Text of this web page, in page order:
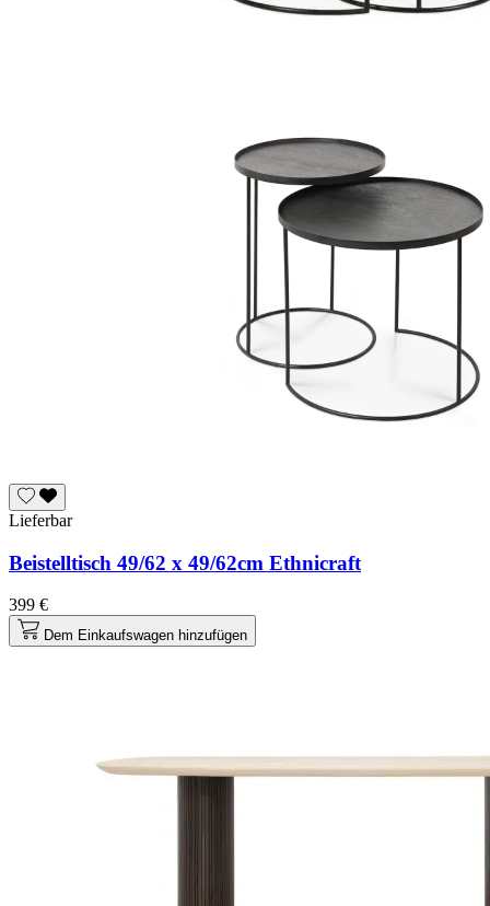
Lieferbar
Beistelltisch 49/62 x 49/62cm Ethnicraft
399 €
Dem Einkaufswagen hinzufügen